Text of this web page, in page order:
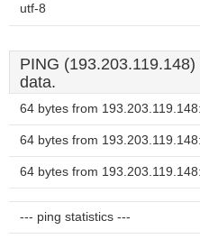
utf-8
PING
data.
64 bytes from
64 bytes from
64 bytes from
--- ping statistics ---